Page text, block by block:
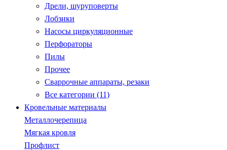
Дрели, шуруповерты
Лобзики
Насосы циркуляционные
Перфораторы
Пилы
Прочее
Сваррочные аппараты, резаки
Все категории (11)
Кровельные материалы
Металлочерепица
Мягкая кровля
Профлист